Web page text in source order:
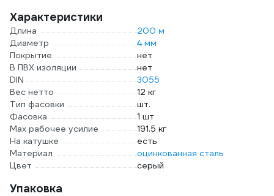
Характеристики
Длина
200 м
Диаметр
4 мм
Покрытие
нет
В ПВХ изоляции
нет
DIN
3055
Вес нетто
12 кг
Тип фасовки
шт.
Фасовка
1 шт
Max рабочее усилие
191.5 кг
На катушке
есть
Материал
оцинкованная сталь
Цвет
серый
Упаковка